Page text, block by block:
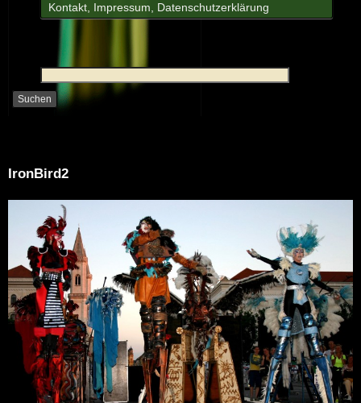
Kontakt, Impressum, Datenschutzerklärung
IronBird2